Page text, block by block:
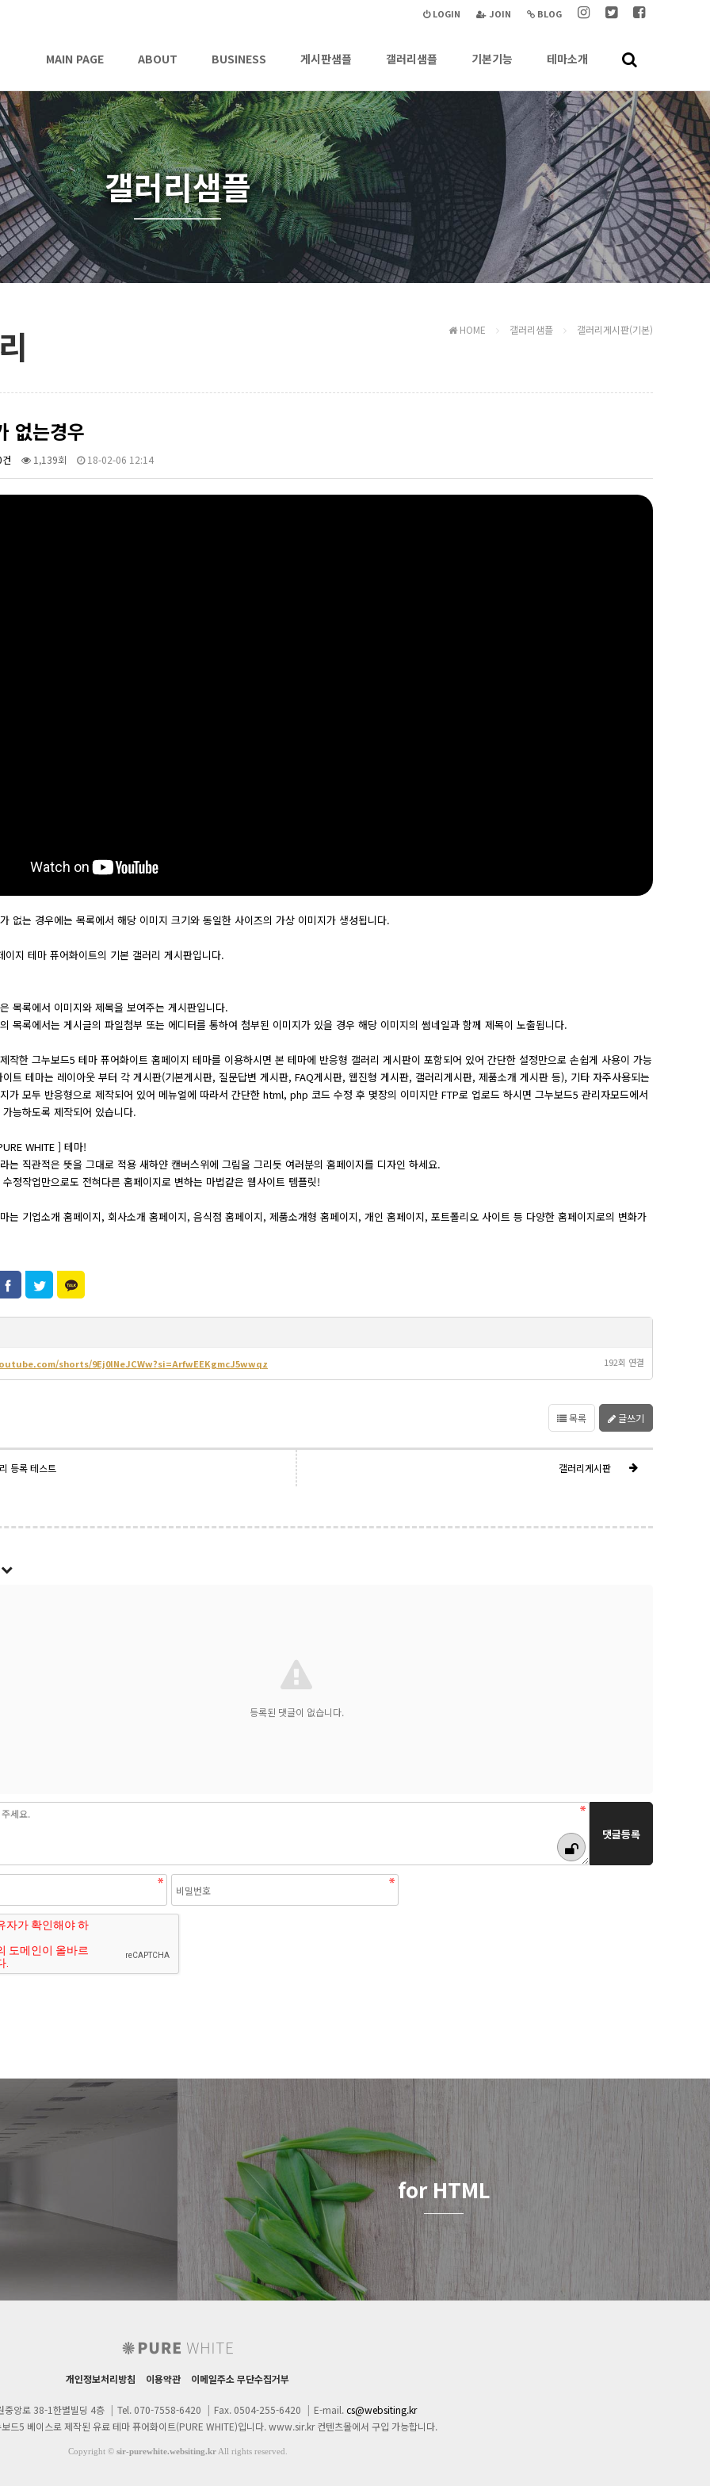
BLOG
JOIN
LOGIN
MAIN PAGE ABOUT BUSINESS 게시판샘플 갤러리샘플 기본기능 테마소개
갤러리샘플
HOME 갤러리샘플 갤러리게시판(기본)
없는경우
1,139회 18-02-06 12:14
없는 경우에는 목록에서 해당 이미지 크기와 동일한 사이즈의 가상 이미지가 생성됩니다.
이지 테마 퓨어화이트의 기본 갤러리 게시판입니다.
목록에서 이미지와 제목을 보여주는 게시판입니다.
목록에서는 게시글의 파일첨부 또는 에디터를 통하여 첨부된 이미지가 있을 경우 해당 이미지의 썸네일과 함께 제목이 노출됩니다.
작한 그누보드5 테마 퓨어화이트 홈페이지 테마를 이용하시면 본 테마에 반응형 갤러리 게시판이 포함되어 있어 간단한 설정만으로 손쉽게 사용이 가능
트 테마는 레이아웃 부터 각 게시판(기본게시판, 질문답변 게시판, FAQ게시판, 웹진형 게시판, 갤러리게시판, 제품소개 게시판 등), 기타 자주사용되는
가 모두 반응형으로 제작되어 있어 메뉴얼에 따라서 간단한 html, php 코드 수정 후 몇장의 이미지만 FTP로 업로드 하시면 그누보드5 관리자모드에서
능하도록 제작되어 있습니다.
WHITE ] 테마!
는 직관적은 뜻을 그대로 적용 새하얀 캔버스위에 그림을 그리듯 여러분의 홈페이지를 디자인 하세요.
정작업만으로도 전혀다른 홈페이지로 변하는 마법같은 웹사이트 템플릿!
는 기업소개 홈페이지, 회사소개 홈페이지, 음식점 홈페이지, 제품소개형 홈페이지, 개인 홈페이지, 포트폴리오 사이트 등 다양한 홈페이지로의 변화가
shorts/9Ej0lNeJCWw?si=ArfwEEKgmcJ5wwqz 192회 연결
목록 글쓰기
등록 테스트 갤러리게시판
등록된 댓글이 없습니다.
for HTML
개인정보처리방침 이용약관 이메일주소 무단수집거부
중앙로 38-1한별빌딩 4층 | Tel. 070-7558-6420 | Fax. 0504-255-6420 | E-mail.cs@websiting.kr
드5 베이스로 제작된 유료 테마 퓨어화이트(PURE WHITE)입니다. www.sir.kr 컨텐츠몰에서 구입 가능합니다.
Copyright© sir-purewhite.websiting.kr All rights reserved.